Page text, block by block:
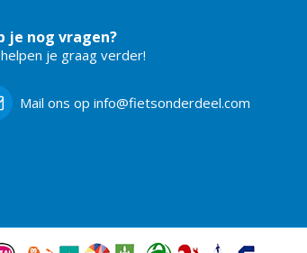
je nog vragen?
je graag verder!
Mail ons op info@fietsonderdeel.com